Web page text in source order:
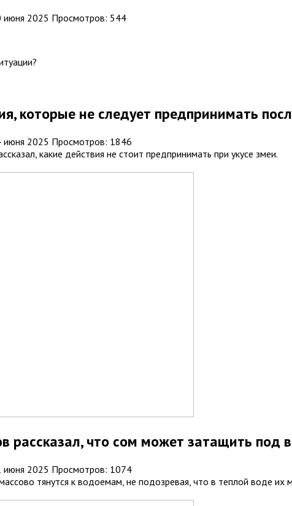
июня 2025 Просмотров: 544
которые не следует предпринимать
июня 2025 Просмотров: 1846
какие действия не стоит предпринимать при укусе змеи.
рассказал, что сом может затащить под
июня 2025 Просмотров: 1074
тянутся к водоемам, не подозревая, что в теплой воде их